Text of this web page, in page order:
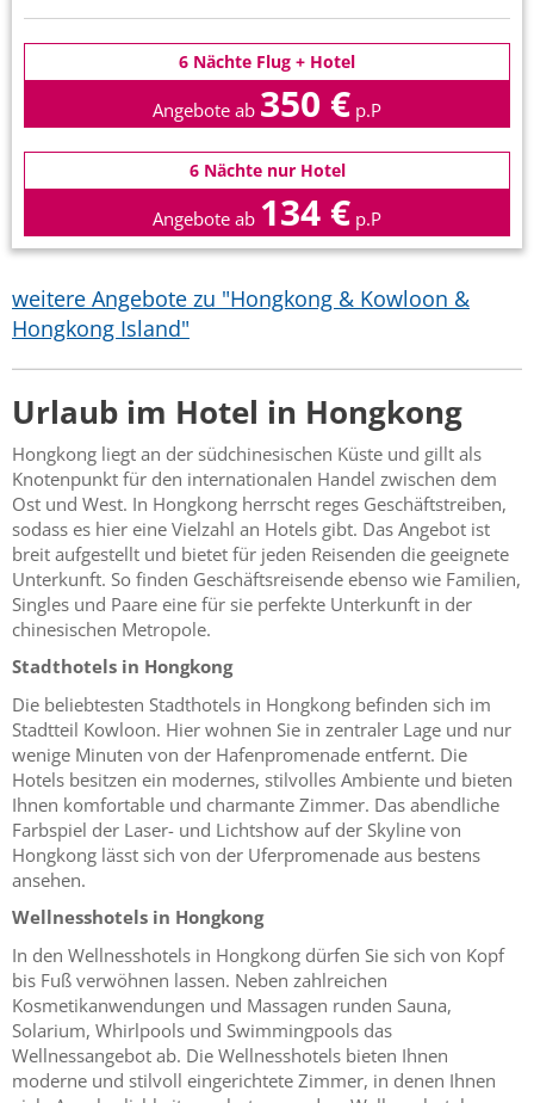
6 Nächte Flug + Hotel
Angebote ab 350 € p.P
6 Nächte nur Hotel
Angebote ab 134 € p.P
weitere Angebote zu "Hongkong & Kowloon &
Hongkong Island"
Urlaub im Hotel in Hongkong
Hongkong liegt an der südchinesischen Küste und gillt als
Knotenpunkt für den internationalen Handel zwischen dem
Ost und West. In Hongkong herrscht reges Geschäftstreiben,
sodass es hier eine Vielzahl an Hotels gibt. Das Angebot ist
breit aufgestellt und bietet für jeden Reisenden die geeignete
Unterkunft. So finden Geschäftsreisende ebenso wie Familien,
Singles und Paare eine für sie perfekte Unterkunft in der
chinesischen Metropole.
Stadthotels in Hongkong
Die beliebtesten Stadthotels in Hongkong befinden sich im
Stadtteil Kowloon. Hier wohnen Sie in zentraler Lage und nur
wenige Minuten von der Hafenpromenade entfernt. Die
Hotels besitzen ein modernes, stilvolles Ambiente und bieten
Ihnen komfortable und charmante Zimmer. Das abendliche
Farbspiel der Laser- und Lichtshow auf der Skyline von
Hongkong lässt sich von der Uferpromenade aus bestens
ansehen.
Wellnesshotels in Hongkong
In den Wellnesshotels in Hongkong dürfen Sie sich von Kopf
bis Fuß verwöhnen lassen. Neben zahlreichen
Kosmetikanwendungen und Massagen runden Sauna,
Solarium, Whirlpools und Swimmingpools das
Wellnessangebot ab. Die Wellnesshotels bieten Ihnen
moderne und stilvoll eingerichtete Zimmer, in denen Ihnen